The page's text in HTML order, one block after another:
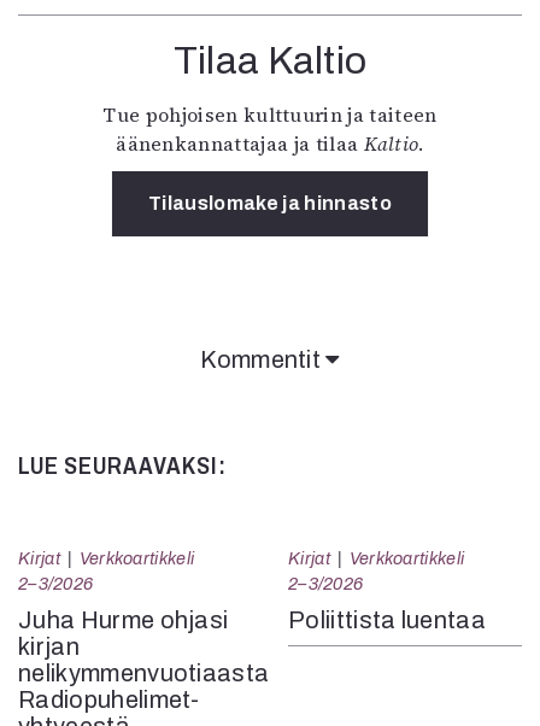
Tilaa Kaltio
Tue pohjoisen kulttuurin ja taiteen
äänenkannattajaa ja tilaa Kaltio.
Tilauslomake ja hinnasto
Kommentit
LUE SEURAAVAKSI:
Kirjat
Verkkoartikkeli
2–3/2026
Juha Hurme ohjasi
kirjan
nelikymmenvuotiaasta
Radiopuhelimet-
Kirjat
Verkkoartikkeli
2–3/2026
Poliittista luentaa